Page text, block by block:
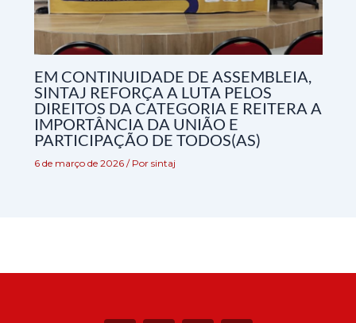
EM CONTINUIDADE DE ASSEMBLEIA,
SINTAJ REFORÇA A LUTA PELOS
DIREITOS DA CATEGORIA E REITERA A
IMPORTÂNCIA DA UNIÃO E
PARTICIPAÇÃO DE TODOS(AS)
6 de março de 2026 / Por sintaj